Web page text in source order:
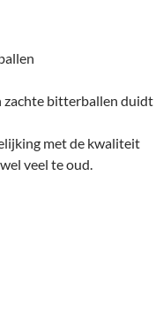
zachte bitterballen duidt
met de kwaliteit
veel te oud.